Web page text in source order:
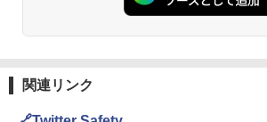
関連リンク